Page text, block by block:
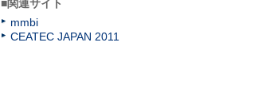
■関連サイト
mmbi
CEATEC JAPAN 2011